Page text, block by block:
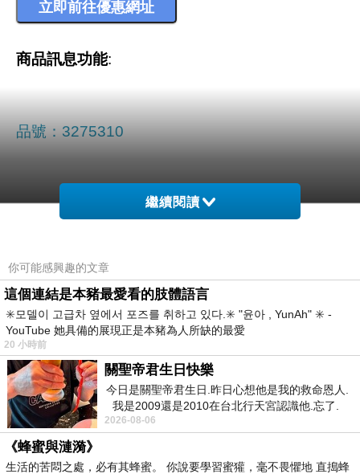
商品訊息功能:
品號：3275310
搭配超酥脆的米果
讓您滿足挑剔味蕾的每一口
商品訊息描述:
繼續閱讀
你可能感興趣的文章
這個連結是本豬最愛看的肢體語言
✳️모델이 고급차 옆에서 포즈를 취하고 있다.✳️ "윤아 , YunAh" ✳️ -
YouTube 她具備的展現正是本豬為人所缺的最愛
20 小時前
關聖帝君生日快樂
今日是關聖帝君生日.昨日心想他是我的救命恩人.
我是2009還是2010在台北行天宮認識他.忘了.
一個奇摩交友的網友學
2026-08-06
《蜂蜜與漣漪》
生活的苦悶之處，必有其蜂蜜。 你說要學習蜜獾，毫不畏懼地 直搗蜂